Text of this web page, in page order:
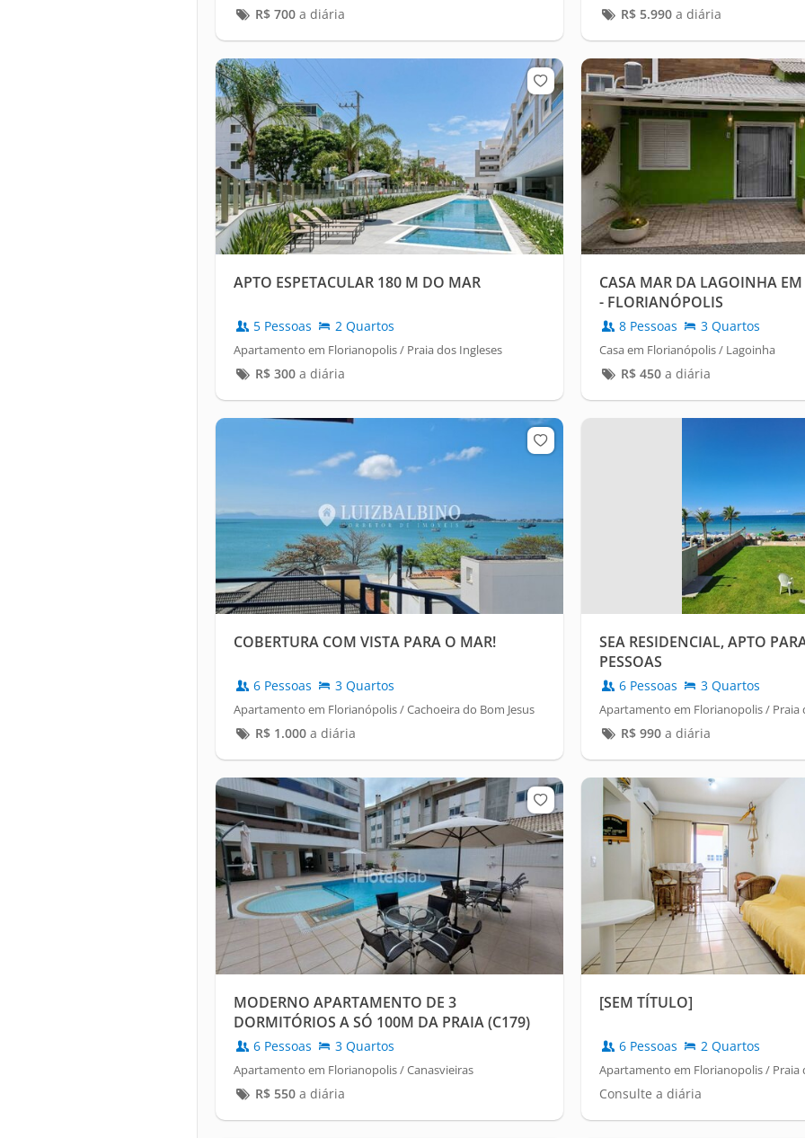
R$ 700a diária R$ 5.990a diária
APTO ESPETACULAR 180 M DO MAR
5 Pessoas 2 Quartos
Apartamento em Florianopolis / Praia dos Ingleses
R$ 300a diária
CASA MAR DA LAGOINHA
- FLORIANÓPOLIS
8 Pessoas 3 Quartos
Casa em Florianópolis / Lagoinha
R$ 450a diária
COBERTURA COM VISTA PARA O MAR!
6 Pessoas 3 Quartos
Apartamento em Florianópolis / Cachoeira do Bom Jesus
R$ 1.000a diária
SEA RESIDENCIAL, APTO
PESSOAS
6 Pessoas 3 Quartos
Apartamento em Florianopolis / Praia
R$ 990a diária
MODERNO APARTAMENTO DE 3
DORMITÓRIOS A SÓ 100M DA PRAIA (C179)
6 Pessoas 3 Quartos
Apartamento em Florianopolis / Canasvieiras
R$ 550a diária
[SEM TÍTULO]
6 Pessoas 2 Quartos
Apartamento em Florianopolis / Praia
Consulte a diária